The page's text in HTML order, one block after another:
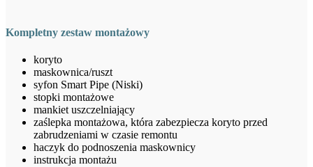
Kompletny zestaw montażowy
koryto
maskownica/ruszt
syfon Smart Pipe (Niski)
stopki montażowe
mankiet uszczelniający
zaślepka montażowa, która zabezpiecza koryto przed
zabrudzeniami w czasie remontu
haczyk do podnoszenia maskownicy
instrukcja montażu